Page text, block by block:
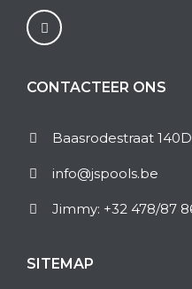
CONTACTEER ONS
Baasrodestraat
info@jspools.be
Jimmy: +32 478/87
SITEMAP